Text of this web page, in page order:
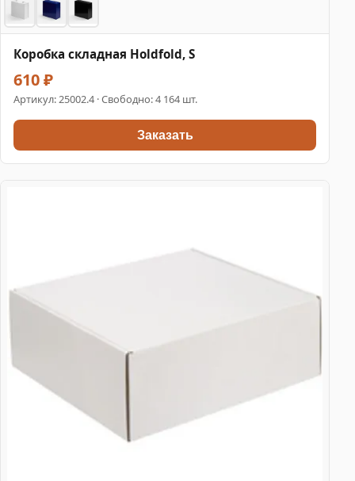
Коробка складная Holdfold, S
610 ₽
Артикул:25002.4 · Свободно: 4 164 шт.
Заказать